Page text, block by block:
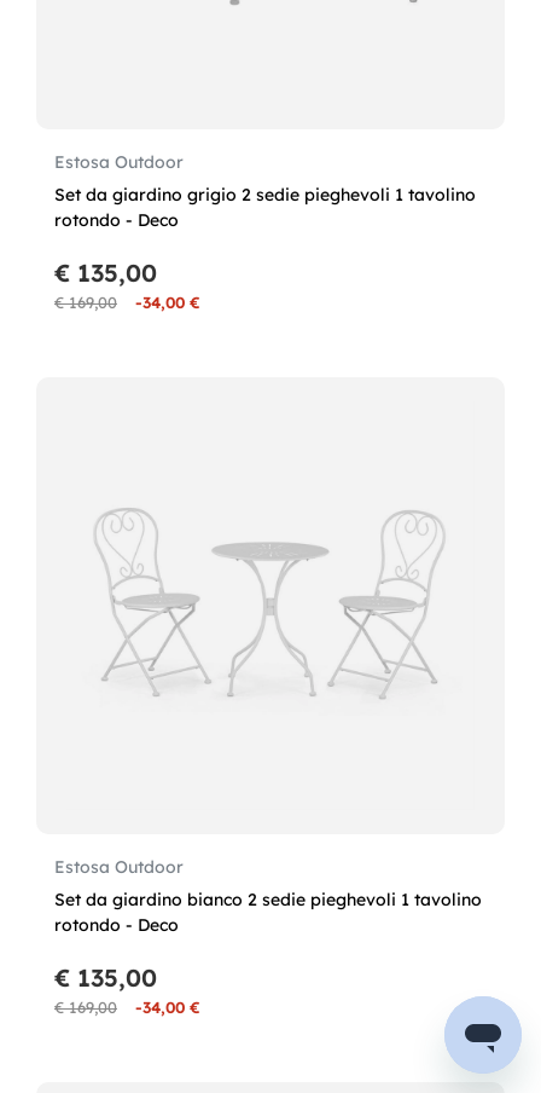
Estosa Outdoor
Set da giardino grigio 2 sedie pieghevoli 1 tavolino
rotondo - Deco
€ 169,00 -34,00 €
€ 135,00
Estosa Outdoor
Set da giardino bianco 2 sedie pieghevoli 1 tavolino
rotondo - Deco
€ 169,00 -34,00 €
€ 135,00